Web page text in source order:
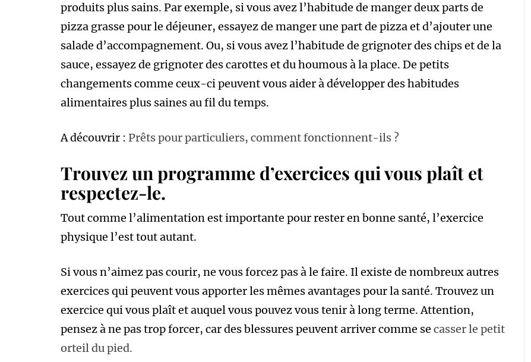
produits plus sains. Par exemple, si vous avez l’habitude de manger deux parts de
pizza grasse pour le déjeuner, essayez de manger une part de pizza et d’ajouter une
salade d’accompagnement. Ou, si vous avez l’habitude de grignoter des chips et de la
sauce, essayez de grignoter des carottes et du houmous à la place. De petits
changements comme ceux-ci peuvent vous aider à développer des habitudes
alimentaires plus saines au fil du temps.
A découvrir : Prêts pour particuliers, comment fonctionnent-ils ?
Trouvez un programme d’exercices qui vous plaît et
respectez-le.
Tout comme l’alimentation est importante pour rester en bonne santé, l’exercice
physique l’est tout autant.
Si vous n’aimez pas courir, ne vous forcez pas à le faire. Il existe de nombreux autres
exercices qui peuvent vous apporter les mêmes avantages pour la santé. Trouvez un
exercice qui vous plaît et auquel vous pouvez vous tenir à long terme. Attention,
pensez à ne pas trop forcer, car des blessures peuvent arriver comme se casser le petit
orteil du pied.